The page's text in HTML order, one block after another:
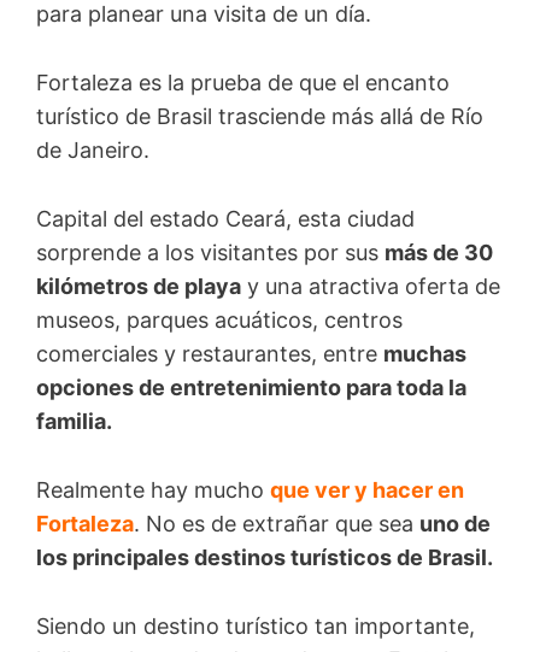
para planear una visita de un día.
Fortaleza es la prueba de que el encanto
turístico de Brasil trasciende más allá de Río
de Janeiro.
Capital del estado Ceará, esta ciudad
sorprende a los visitantes por sus más de 30
kilómetros de playa y una atractiva oferta de
museos, parques acuáticos, centros
comerciales y restaurantes, entre muchas
opciones de entretenimiento para toda la
familia.
Realmente hay mucho que ver y hacer en
Fortaleza. No es de extrañar que sea uno de
los principales destinos turísticos de Brasil.
Siendo un destino turístico tan importante,